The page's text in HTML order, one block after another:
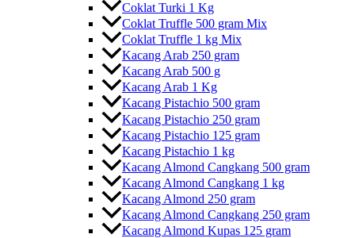
Coklat Turki 1 Kg
Coklat Truffle 500 gram Mix
Coklat Truffle 1 kg Mix
Kacang Arab 250 gram
Kacang Arab 500 g
Kacang Arab 1 Kg
Kacang Pistachio 500 gram
Kacang Pistachio 250 gram
Kacang Pistachio 125 gram
Kacang Pistachio 1 kg
Kacang Almond Cangkang 500 gram
Kacang Almond Cangkang 1 kg
Kacang Almond 250 gram
Kacang Almond Cangkang 250 gram
Kacang Almond Kupas 125 gram